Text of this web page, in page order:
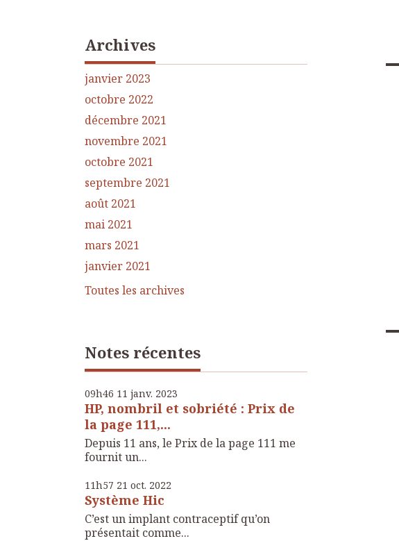
Archives
janvier 2023
octobre 2022
décembre 2021
novembre 2021
octobre 2021
septembre 2021
août 2021
mai 2021
mars 2021
janvier 2021
Toutes les archives
Notes récentes
09h46 11 janv. 2023
HP, nombril et sobriété : Prix de
la page 111,...
Depuis 11 ans, le Prix de la page 111 me
fournit un...
11h57 21 oct. 2022
Système Hic
C’est un implant contraceptif qu’on
présentait comme...